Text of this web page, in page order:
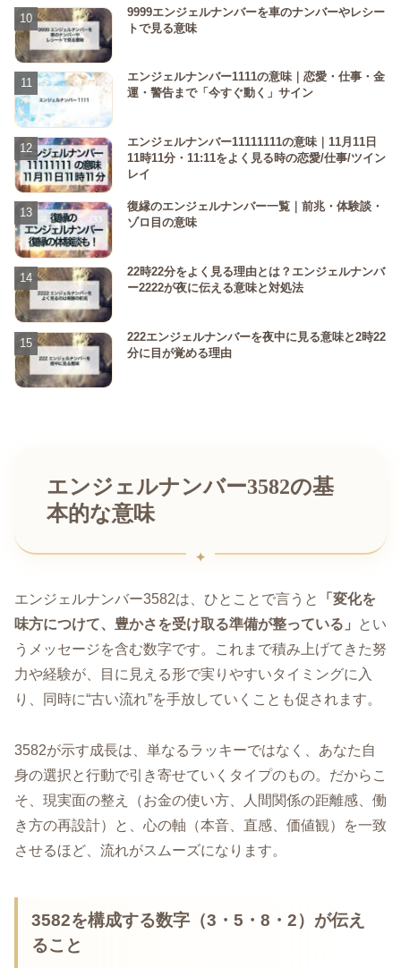
9999エンジェルナンバーを車のナンバーやレシー
トで見る意味
エンジェルナンバー1111の意味｜恋愛・仕事・金
運・警告まで「今すぐ動く」サイン
エンジェルナンバー11111111の意味｜11月11日
11時11分・11:11をよく見る時の恋愛/仕事/ツイン
レイ
復縁のエンジェルナンバー一覧｜前兆・体験談・
ゾロ目の意味
22時22分をよく見る理由とは？エンジェルナンバ
ー2222が夜に伝える意味と対処法
222エンジェルナンバーを夜中に見る意味と2時22
分に目が覚める理由
エンジェルナンバー3582の基
本的な意味
エンジェルナンバー3582は、ひとことで言うと
「変化を
味方につけて、豊かさを受け取る準備が整っている」
とい
うメッセージを含む数字です。これまで積み上げてきた努
力や経験が、目に見える形で実りやすいタイミングに入
り、同時に“古い流れ”を手放していくことも促されます。
3582が示す成長は、単なるラッキーではなく、あなた自
身の選択と行動で引き寄せていくタイプのもの。だからこ
そ、現実面の整え（お金の使い方、人間関係の距離感、働
き方の再設計）と、心の軸（本音、直感、価値観）を一致
させるほど、流れがスムーズになります。
3582を構成する数字（3・5・8・2）が伝え
ること